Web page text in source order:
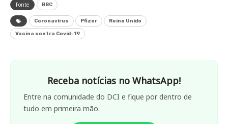
Fonte BBC
Coronavírus Pfizer Reino Unido
Vacina contra Covid-19
Receba notícias no WhatsApp!
Entre na comunidade do DCI e fique por dentro de
tudo em primeira mão.